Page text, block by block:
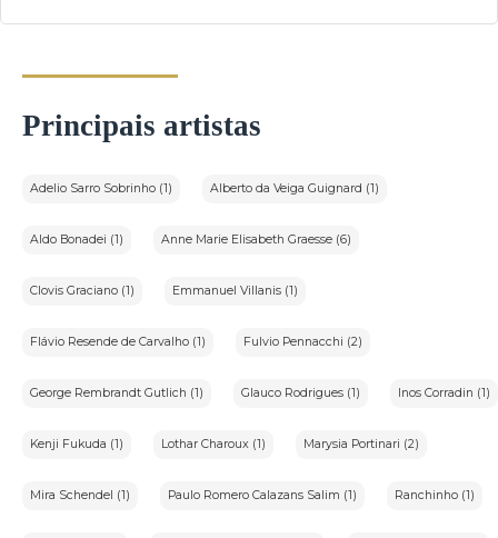
Principais artistas
Adelio Sarro Sobrinho (1) Alberto da Veiga Guignard (1)
Aldo Bonadei (1) Anne Marie Elisabeth Graesse (6)
Clovis Graciano (1) Emmanuel Villanis (1)
Flávio Resende de Carvalho (1) Fulvio Pennacchi (2)
George Rembrandt Gutlich (1) Glauco Rodrigues (1) Inos Corradin (1)
Kenji Fukuda (1) Lothar Charoux (1) Marysia Portinari (2)
Mira Schendel (1) Paulo Romero Calazans Salim (1) Ranchinho (1)